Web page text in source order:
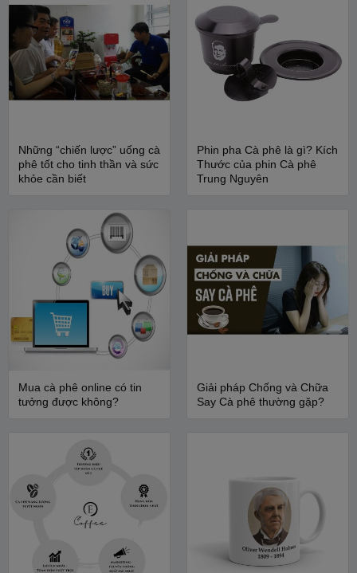
Những “chiến lược” uống cà
phê tốt cho tinh thần và sức
khỏe cần biết
Phin pha Cà phê là gì? Kích
Thước của phin Cà phê
Trung Nguyên
Mua cà phê online có tin
tưởng được không?
Giải pháp Chống và Chữa
Say Cà phê thường gặp?